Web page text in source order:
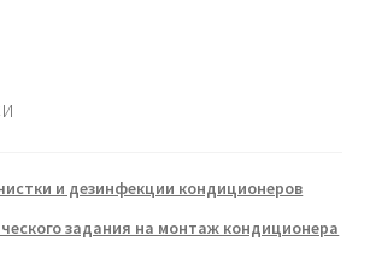
и дезинфекции кондиционеров
задания на монтаж кондиционера